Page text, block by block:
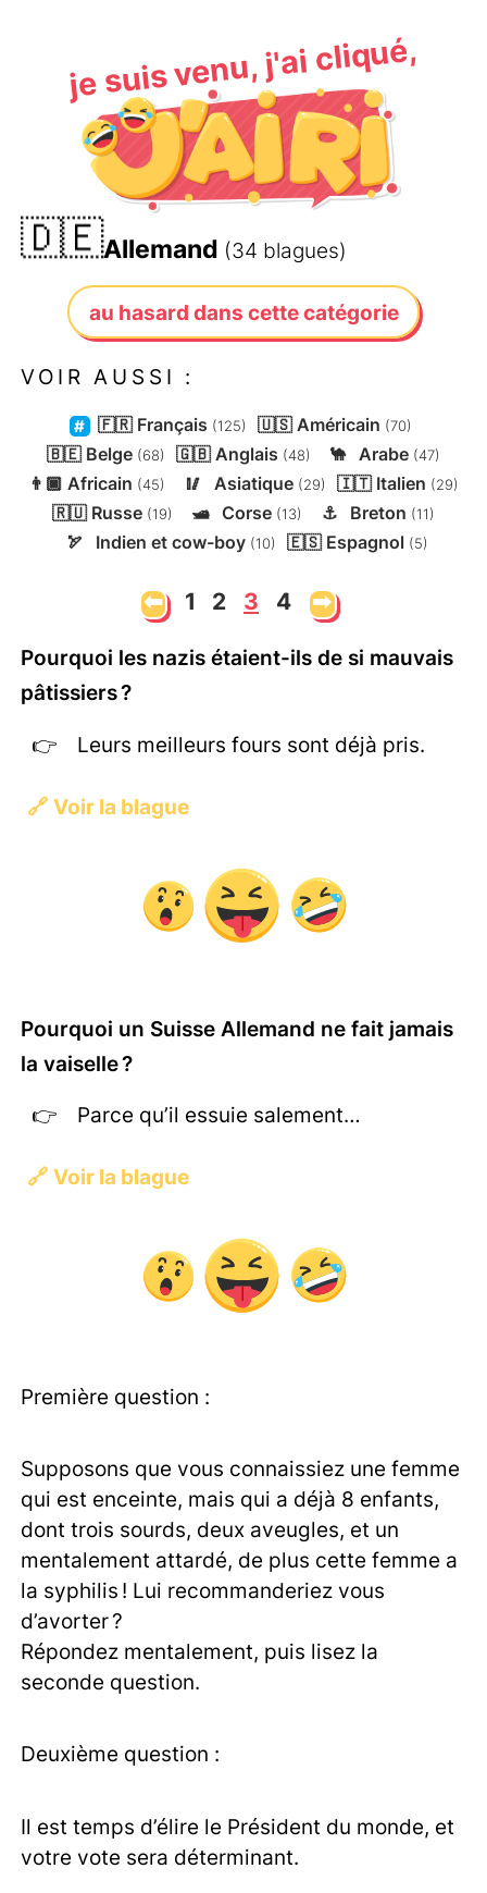
je suis venu, j'ai cliqué,
🇩🇪Allemand (34 blagues)
au hasard dans cette catégorie
VOIR AUSSI :
🇫🇷Français (125) 🇺🇸 Américain (70)
🇧🇪Belge (68) 🇬🇧 Anglais (48) 🐪 Arabe (47)
👨🏿 Africain (45) 🥢 Asiatique (29) 🇮🇹Italien (29)
🇷🇺 Russe (19) 🛥️ Corse (13) ⚓ Breton (11)
🏹 Indien et cow-boy (10) 🇪🇸 Espagnol (5)
⬅ 1 2 3 4 ➡
Pourquoi les nazis étaient-ils de si mauvais
pâtissiers ?
Leurs meilleurs fours sont déjà pris.
🔗 Voir la blague
Pourquoi un Suisse Allemand ne fait jamais
la vaiselle ?
Parce qu’il essuie salement…
🔗 Voir la blague
Première question :
Supposons que vous connaissiez une femme
qui est enceinte, mais qui a déjà 8 enfants,
dont trois sourds, deux aveugles, et un
mentalement attardé, de plus cette femme a
la syphilis ! Lui recommanderiez vous
d’avorter ?
Répondez mentalement, puis lisez la
seconde question.
Deuxième question :
Il est temps d’élire le Président du monde, et
votre vote sera déterminant.